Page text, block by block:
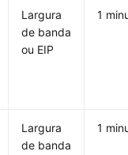
Largura
de banda
ou EIP
1
Largura
de banda
1